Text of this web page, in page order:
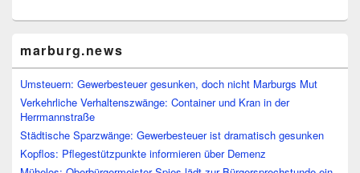
marburg.news
Umsteuern: Gewerbesteuer gesunken, doch nicht Marburgs Mut
Verkehrliche Verhaltenszwänge: Container und Kran in der
Herrmannstraße
Städtische Sparzwänge: Gewerbesteuer ist dramatisch gesunken
Kopflos: Pflegestützpunkte informieren über Demenz